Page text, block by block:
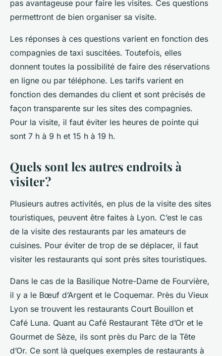
pas avantageuse pour faire les visites. Ces questions
permettront de bien organiser sa visite.
Les réponses à ces questions varient en fonction des
compagnies de taxi suscitées. Toutefois, elles
donnent toutes la possibilité de faire des réservations
en ligne ou par téléphone. Les tarifs varient en
fonction des demandes du client et sont précisés de
façon transparente sur les sites des compagnies.
Pour la visite, il faut éviter les heures de pointe qui
sont 7 h à 9 h et 15 h à 19 h.
Quels sont les autres endroits à
visiter ?
Plusieurs autres activités, en plus de la visite des sites
touristiques, peuvent être faites à Lyon. C’est le cas
de la visite des restaurants par les amateurs de
cuisines. Pour éviter de trop de se déplacer, il faut
visiter les restaurants qui sont près sites touristiques.
Dans le cas de la Basilique Notre-Dame de Fourvière,
il y a le Bœuf d’Argent et le Coquemar. Près du Vieux
Lyon se trouvent les restaurants Court Bouillon et
Café Luna. Quant au Café Restaurant Tête d’Or et le
Gourmet de Sèze, ils sont près du Parc de la Tête
d’Or. Ce sont là quelques exemples de restaurants à